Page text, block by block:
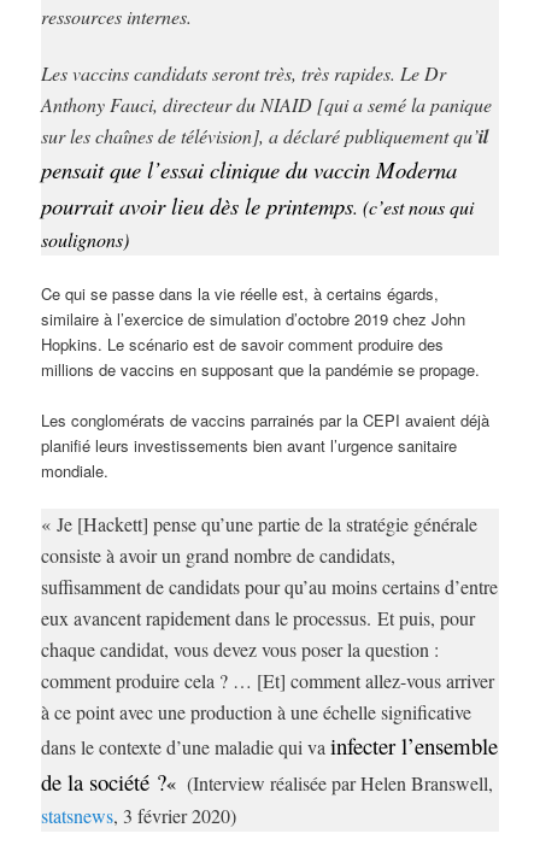
ressources internes.
Les vaccins candidats seront très, très rapides. Le Dr
Anthony Fauci, directeur du NIAID [qui a semé la panique
sur les chaînes de télévision], a déclaré publiquement qu’il
pensait que l’essai clinique du vaccin Moderna
pourrait avoir lieu dès le printemps. (c’est nous qui
soulignons)
Ce qui se passe dans la vie réelle est, à certains égards,
similaire à l’exercice de simulation d’octobre 2019 chez John
Hopkins. Le scénario est de savoir comment produire des
millions de vaccins en supposant que la pandémie se propage.
Les conglomérats de vaccins parrainés par la CEPI avaient déjà
planifié leurs investissements bien avant l’urgence sanitaire
mondiale.
« Je [Hackett] pense qu’une partie de la stratégie générale
consiste à avoir un grand nombre de candidats,
suffisamment de candidats pour qu’au moins certains d’entre
eux avancent rapidement dans le processus.Et puis, pour
chaque candidat, vous devez vous poser la question :
comment produire cela ? … [Et] comment allez-vous arriver
à ce point avec une production à une échelle significative
dans le contexte d’une maladie qui vainfecter l’ensemble
de la société ?« (Interview réalisée par Helen Branswell,
statsnews, 3 février 2020)